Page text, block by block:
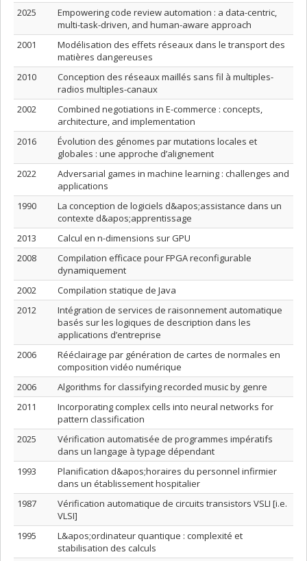
2025
Empowering code review automation : a data-centric,
multi-task-driven, and human-aware approach
2001
Modélisation des effets réseaux dans le transport des
matières dangereuses
2010
Conception des réseaux maillés sans fil à multiples-
radios multiples-canaux
2002
Combined negotiations in E-commerce : concepts,
architecture, and implementation
2016
Évolution des génomes par mutations locales et
globales : une approche d’alignement
2022
Adversarial games in machine learning : challenges and
applications
1990
La conception de logiciels d&apos;assistance dans un
contexte d&apos;apprentissage
2013
Calcul en n-dimensions sur GPU
2008
Compilation efficace pour FPGA reconfigurable
dynamiquement
2002
Compilation statique de Java
2012
Intégration de services de raisonnement automatique
basés sur les logiques de description dans les
applications d’entreprise
2006
Rééclairage par génération de cartes de normales en
composition vidéo numérique
2006
Algorithms for classifying recorded music by genre
2011
Incorporating complex cells into neural networks for
pattern classification
2025
Vérification automatisée de programmes impératifs
dans un langage à typage dépendant
1993
Planification d&apos;horaires du personnel infirmier
dans un établissement hospitalier
1987
Vérification automatique de circuits transistors VSLI [i.e.
VLSI]
1995
L&apos;ordinateur quantique : complexité et
stabilisation des calculs